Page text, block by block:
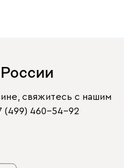
свяжитесь с нашим
(499) 460-54-92